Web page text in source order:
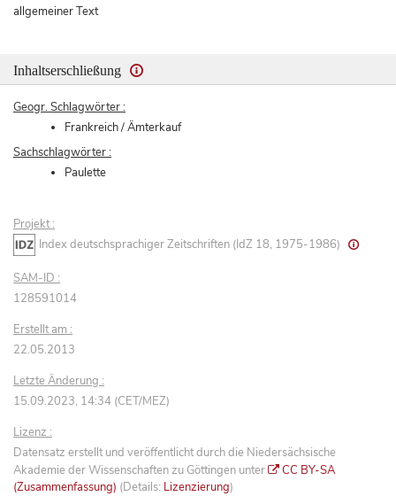
allgemeiner Text
Inhaltserschließung
Geogr. Schlagwörter :
Frankreich / Ämterkauf
Sachschlagwörter :
Paulette
Projekt :
Index deutschsprachiger Zeitschriften (IdZ 18, 1975-1986)
SAM-ID :
128591014
Erstellt am :
22.05.2013
Letzte Änderung :
15.09.2023, 14:34 (CET/MEZ)
Lizenz :
Datensatz erstellt und veröffentlicht durch die Niedersächsische
Akademie der Wissenschaften zu Göttingen unter
CC BY-SA
(Zusammenfassung) (Details: Lizenzierung)